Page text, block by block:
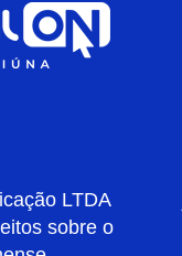
LTDA
sobre o